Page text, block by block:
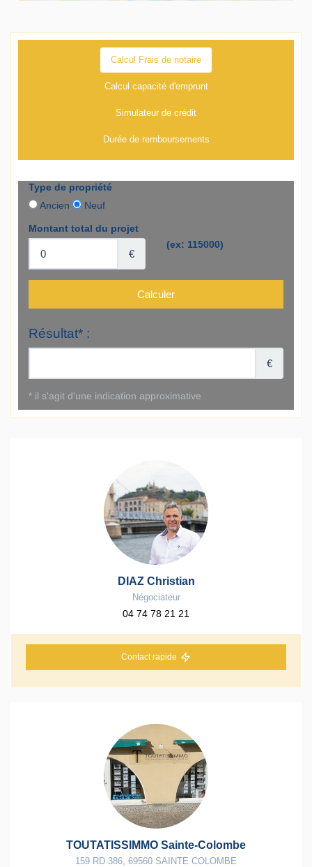
Calcul Frais de notaire
Calcul capacité d'emprunt
Simulateur de crédit
Durée de remboursements
DIAZ Christian
Négociateur
04 74 78 21 21
Contact rapide
TOUTATISSIMMO Sainte-Colombe
159 RD 386 69560 SAINTE COLOMBE